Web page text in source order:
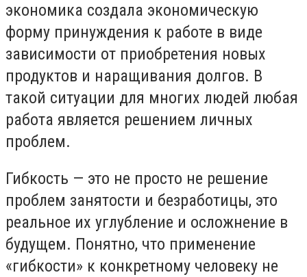
экономика создала экономическую
форму принуждения к работе в виде
зависимости от приобретения новых
продуктов и наращивания долгов. В
такой ситуации для многих людей любая
работа является решением личных
проблем.
Гибкость — это не просто не решение
проблем занятости и безработицы, это
реальное их углубление и осложнение в
будущем. Понятно, что применение
«гибкости» к конкретному человеку не